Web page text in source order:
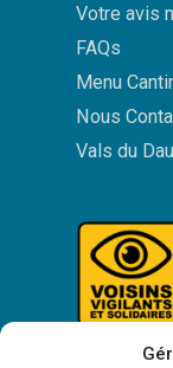
Votre avis
FAQs
Menu
Nous
Vals du